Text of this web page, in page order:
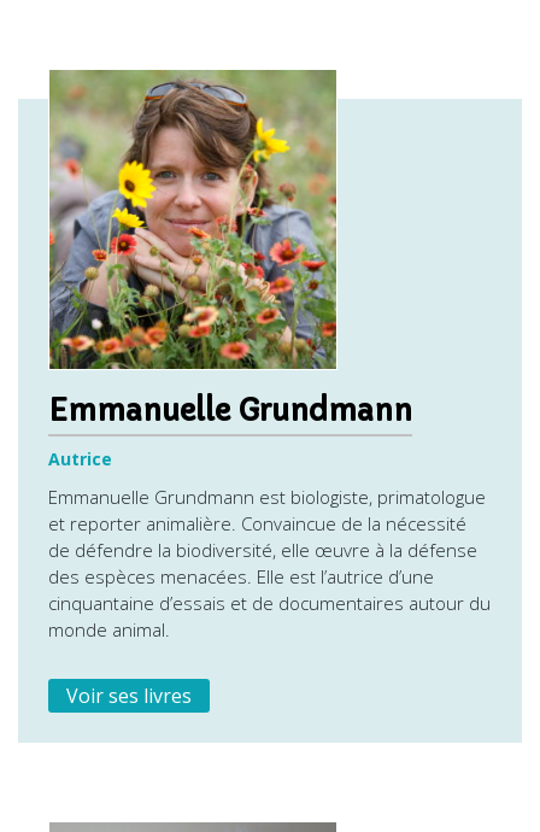
Emmanuelle Grundmann
Autrice
Emmanuelle Grundmann est biologiste, primatologue
et reporter animalière. Convaincue de la nécessité
de défendre la biodiversité, elle œuvre à la défense
des espèces menacées. Elle est l’autrice d’une
cinquantaine d’essais et de documentaires autour du
monde animal.
Voir ses livres